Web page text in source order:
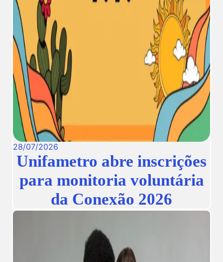
28/07/2026
Unifametro abre inscrições
para monitoria voluntária
da Conexão 2026